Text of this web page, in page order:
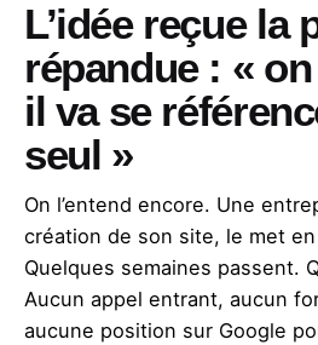
L’idée reçue la
répandue : «
il va se
seul »
On l’entend encore. Une
création de son site, le met
Quelques semaines passent.
Aucun appel entrant, aucun
aucune position sur Google